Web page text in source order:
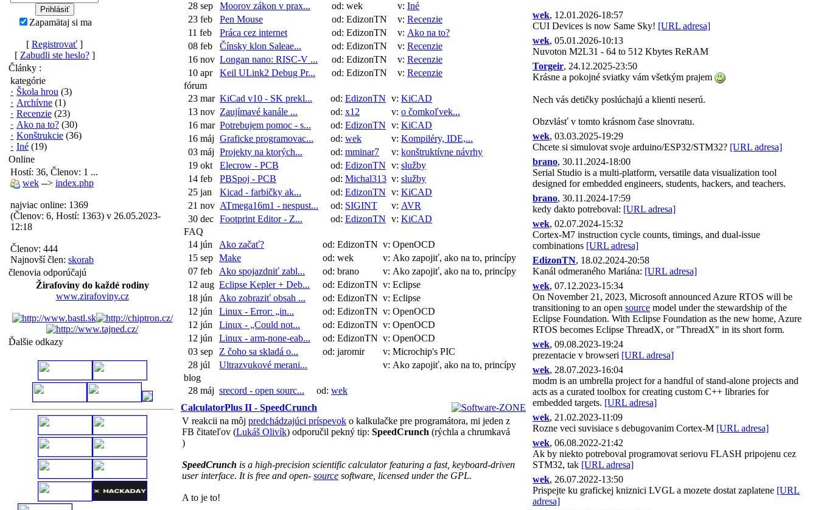
Zapamätaj si ma
[ Registrovať ]
[ Zabudli ste heslo?]
Články :
kategórie
· Škola hrou (3)
· Archívne (1)
· Recenzie (23)
· Ako na to? (30)
· Konštrukcie (36)
· Iné (19)
Online
Hostí: 36, Členov: 1 ...
wek --> index.php
najviac online: 1369
(Členov: 6, Hostí: 1363) v 26.05.2023-
12:18
Členov: 444
Najnovší člen: skorab
členovia odporúčajú
Žirafoviny do každé rodiny
www.zirafoviny.cz
Ďalšie odkazy
28 sep
Moorov zákon v prax... od: wek v: Iné
23 feb
Pen Mouse od: EdizonTN v: Recenzie
11 feb
Práca cez internet od: EdizonTN v: Ako na to?
08 feb
Čínsky klon Saleae... od: EdizonTN v: Recenzie
16 nov Longan nano: RISC-V ... od: EdizonTN v: Recenzie
10 apr
Keil ULink2 Debug Pr... od: EdizonTN v: Recenzie
fórum
23 mar KiCad v10 - SK prekl... od: EdizonTN v: KiCAD
13 nov Zaujímavé kanále ... od: x12 v: o čomkoľvek...
16 mar Potrebujem pomoc - s... od: EdizonTN v: KiCAD
16 máj Graficke programovac... od: wek v: Kompiléry, IDE,...
03 máj Projekty na ktorých... od: mminar7 v: konštruktívne návrhy
19 okt
Elecrow - PCB od: EdizonTN v: služby
14 feb
PBSpoj - PCB od: Michal313 v: služby
25 jan
Kicad - farbičky ak... od: EdizonTN v: KiCAD
21 nov ATmega16m1 - nespust... od: SIGINT v: AVR
30 dec Footprint Editor - Z... od: EdizonTN v: KiCAD
FAQ
14 jún
Ako začať? od: EdizonTN v: OpenOCD
15 sep Make od: wek
v: Ako zapojiť, ako na to, princípy
07 feb
Ako spojazdniť zabl... od: brano
v: Ako zapojiť, ako na to, princípy
12 aug Eclipse Kepler + Deb... od: EdizonTN v: Eclipse
18 jún
Ako zobraziť obsah ... od: EdizonTN v: Eclipse
12 jún
Linux - Error: „in... od: EdizonTN v: OpenOCD
12 jún
Linux - „Could not... od: EdizonTN v: OpenOCD
12 jún
Linux - arm-none-eab... od: EdizonTN v: OpenOCD
03 sep
Z čoho sa skladá o... od: jaromir
v: Microchip's PIC
28 júl
Ultrazvukové merani...
v: Ako zapojiť, ako na to, princípy
blog
28 máj srecord - open sourc... od: wek
CalculatorPlus II - SpeedCrunch
V reakcii na môj predchádzajúci príspevok o kalkulačke pre programátora, mi jeden z
FB čitateľov (Lukáš Olivík) odporučil pekný tip: SpeedCrunch (rýchla a chrumkavá
)
SpeedCrunch is a high-precision scientific calculator featuring a fast, keyboard-driven
user interface. It is free and open- source software, licensed under the GPL.
A to je to!
wek, 12.01.2026-18:57
CUI Devices is now Same Sky! [URL adresa]
wek, 05.01.2026-10:13
Nuvoton M2L31 - 64 to 512 Kbytes ReRAM
Torgeir, 24.12.2025-23:50
Krásne a pokojné sviatky vám všetkým prajem
Nech vás detičky poslúchajú a klienti neserú.
Obzvlásť v tomto krásnom čase slnovratu.
wek, 03.03.2025-19:29
Chcete si simulovat svoje arduino/ESP32/STM32? [URL adresa]
brano, 30.11.2024-18:00
Serial Studio is a multi-platform, versatile data visualization tool
designed for embedded engineers, students, hackers, and teachers.
brano, 30.11.2024-17:59
kedy dakto potreboval: [URL adresa]
wek, 02.07.2024-15:32
Cortex-M7 instruction cycle counts, timings, and dual-issue
combinations [URL adresa]
EdizonTN, 18.02.2024-20:58
Kanál odmeraného Mariána: [URL adresa]
wek, 07.12.2023-15:34
On November 21, 2023, Microsoft announced Azure RTOS will be
transitioning to an open source model under the stewardship of the
Eclipse Foundation. With Eclipse Foundation as the new home, Azure
RTOS becomes Eclipse ThreadX, or "ThreadX" in its short form.
wek, 09.08.2023-19:24
prezentacie v browseri [URL adresa]
wek, 28.07.2023-16:04
modm is an umbrella project for a handful of stand-alone projects and
acts as a curated toolbox for creating custom C++ libraries for
embedded targets. [URL adresa]
wek, 21.02.2023-11:09
Rozne veci suvisiace s debugovanim Cortex-M [URL adresa]
wek, 06.08.2022-21:42
Ak by niekto potreboval programovat seriovu FLASH pripojenu cez
STM32, tak [URL adresa]
wek, 26.07.2022-13:50
Prispejte ku grafickej kniznici LVGL a mozete dostat zaplatene [URL
adresa]